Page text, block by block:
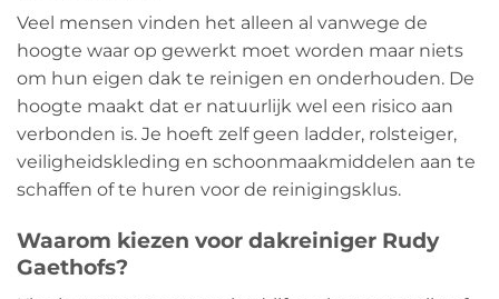
Veel mensen vinden het alleen al vanwege de
hoogte waar op gewerkt moet worden maar niets
om hun eigen dak te reinigen en onderhouden. De
hoogte maakt dat er natuurlijk wel een risico aan
verbonden is. Je hoeft zelf geen ladder, rolsteiger,
veiligheidskleding en schoonmaakmiddelen aan te
schaffen of te huren voor de reinigingsklus.
Waarom kiezen voor dakreiniger Rudy
Gaethofs?